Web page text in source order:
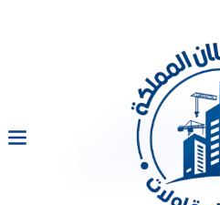
عزل حرارى عزل